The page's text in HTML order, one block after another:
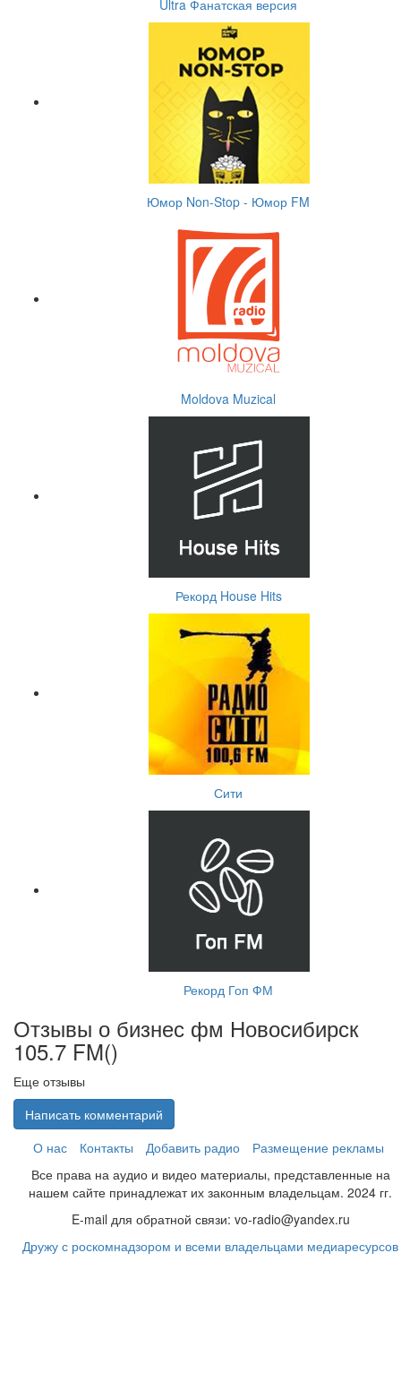
Ultra Фанатская версия
Юмор Non-Stop - Юмор FM
Moldova Muzical
Рекорд House Hits
Сити
Рекорд Гоп ФМ
Отзывы о бизнес фм Новосибирск
105.7 FM()
Еще отзывы
Написать комментарий
О нас
Контакты Добавить радио
Размещение рекламы
Все права на аудио и видео материалы, представленные на
нашем сайте принадлежат их законным владельцам. 2024 гг.
E-mail для обратной связи: vo-radio@yandex.ru
Дружу с роскомнадзором и всеми владельцами медиаресурсов